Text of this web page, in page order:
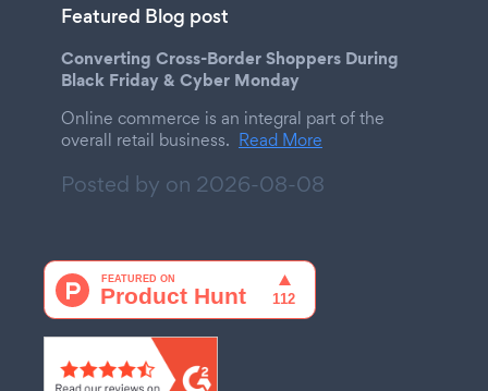
Featured Blog post
Converting Cross-Border Shoppers During
Black Friday & Cyber Monday
Online commerce is an integral part of the
overall retail business. Read More
Posted by on 2026-08-08